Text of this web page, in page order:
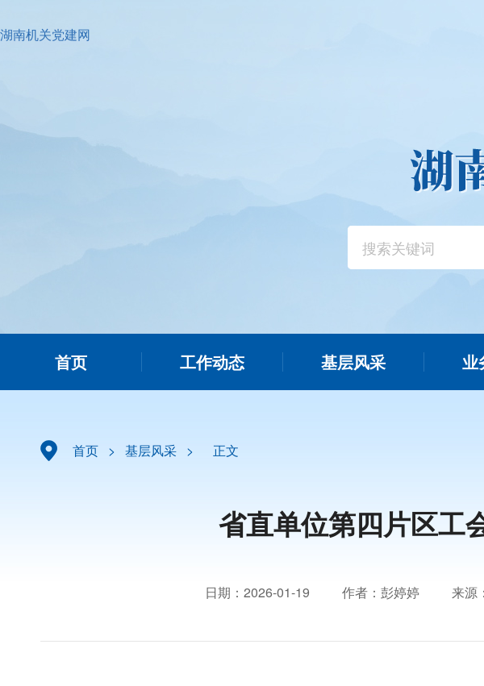
湖南机关党建网
首页 工作动态 基层风采 业
首页 > 基层风采 > 正文
省直单位第四片区工
日期：2026-01-19 作者：彭婷婷 来源